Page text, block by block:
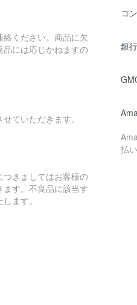
ください。商品に欠
には応じかねますの
ていただきます。
きましてはお客様の
す。不良品に該当す
ます。
コ
銀
払